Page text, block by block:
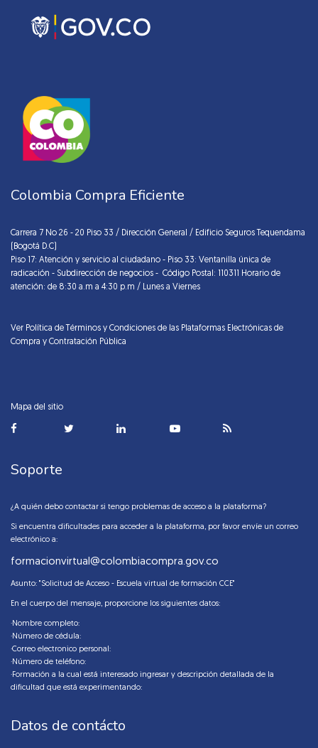
Colombia Compra Eficiente
Carrera 7 No 26 - 20 Piso 33 / Dirección General / Edificio Seguros Tequendama
(Bogotá D.C)
Piso 17: Atención y servicio al ciudadano - Piso 33: Ventanilla única de
radicación - Subdirección de negocios - Código Postal: 110311 Horario de
atención: de 8:30 a.m a 4:30 p.m / Lunes a Viernes
Ver Política de Términos y Condiciones de las Plataformas Electrónicas de
Compra y Contratación Pública
Mapa del sitio
Soporte
¿A quién debo contactar si tengo problemas de acceso a la plataforma?
Si encuentra dificultades para acceder a la plataforma, por favor envíe un correo
electrónico a:
formacionvirtual@colombiacompra.gov.co
Asunto: "Solicitud de Acceso - Escuela virtual de formación CCE"
En el cuerpo del mensaje, proporcione los siguientes datos:
·Nombre completo:
·Número de cédula:
·Correo electronico personal:
·Número de teléfono:
·Formación a la cual está interesado ingresar y descripción detallada de la
dificultad que está experimentando:
Datos de contácto